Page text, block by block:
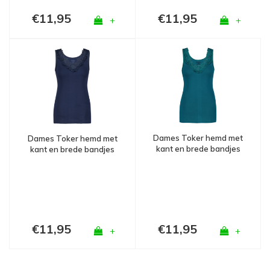
€11,95 + €11,95 +
Dames Toker hemd met
kant en brede bandjes
€11,95 +
Dames Toker hemd met
kant en brede bandjes
€11,95 +